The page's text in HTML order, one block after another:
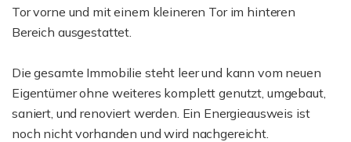
Tor vorne und mit einem kleineren Tor im hinteren
Bereich ausgestattet.
Die gesamte Immobilie steht leer und kann vom neuen
Eigentümer ohne weiteres komplett genutzt, umgebaut,
saniert, und renoviert werden. Ein Energieausweis ist
noch nicht vorhanden und wird nachgereicht.